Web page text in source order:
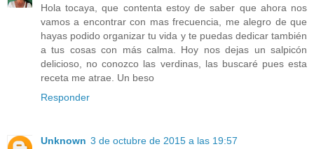
Hola tocaya, que contenta estoy de saber que ahora nos
vamos a encontrar con mas frecuencia, me alegro de que
hayas podido organizar tu vida y te puedas dedicar también
a tus cosas con más calma. Hoy nos dejas un salpicón
delicioso, no conozco las verdinas, las buscaré pues esta
receta me atrae. Un beso
Responder
Unknown 3 de octubre de 2015 a las 19:57